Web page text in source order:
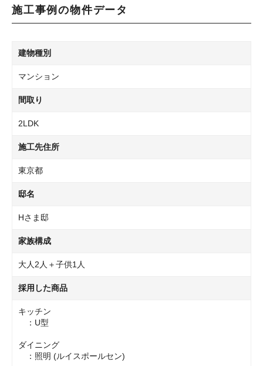
施工事例の物件データ
建物種別
マンション
間取り
2LDK
施工先住所
東京都
邸名
Hさま邸
家族構成
大人2人＋子供1人
採用した商品
キッチン
：U型
ダイニング
：照明 (ルイスポールセン)